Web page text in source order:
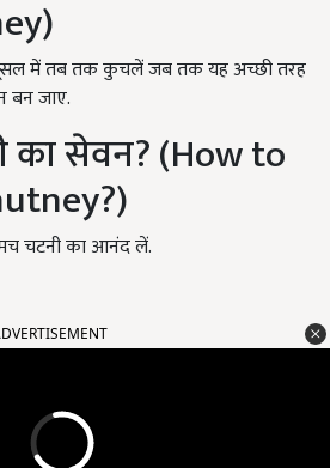
मूसल में तब तक कुचलें जब तक यह अच्छी तरह
बन जाए.
सेवन? (How to
चटनी का आनंद लें.